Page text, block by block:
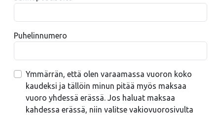
Puhelinnumero
Ymmärrän, että olen varaamassa vuoron koko
kaudeksi ja tällöin minun pitää myös maksaa
vuoro yhdessä erässä. Jos haluat maksaa
kahdessa erässä, niin valitse vakiovuorosivulta